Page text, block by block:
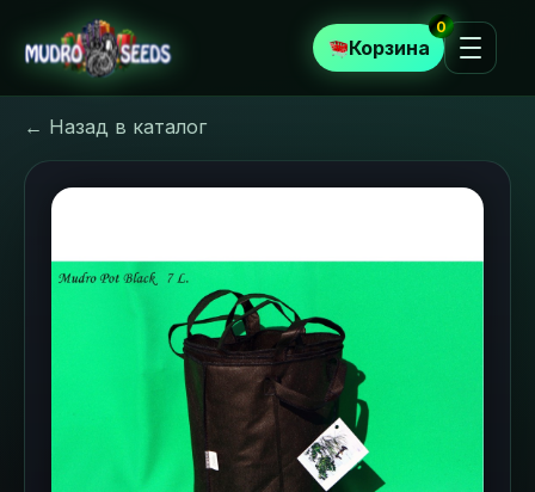
Корзина
0
← Назад в каталог